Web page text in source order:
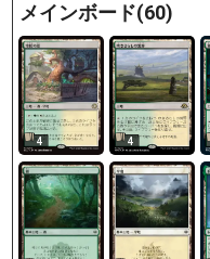
メインボード(60)
4 4